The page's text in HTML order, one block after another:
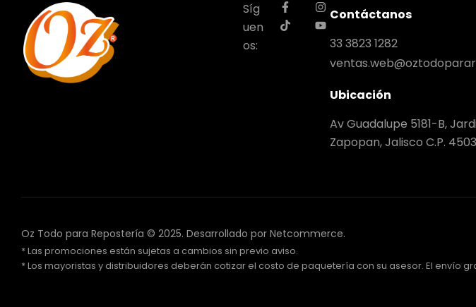
Síg
uen
os:
Contáctanos
33 3823 1282
Ubicación
Av Guadalupe 5181-B,
Zapopan, Jalisco C.P.
Oz Todo para Repostería © 2025. Desarrollado por Netcommerce.
* Las promociones están sujetas a cambios sin previo aviso.
* Los mayoristas y distribuidores deberán cotizar el costo de paquetería con su asesor. El envío